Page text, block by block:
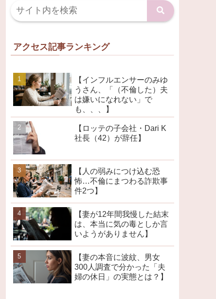
アクセス記事ランキング
【インフルエンサーのみゆ
うさん、「（不倫した）夫
は嫌いになれない」で
も、、、】
【ロッテの子会社・Dari K
社長（42）が辞任】
【人の弱みにつけ込む恐
怖…不倫にまつわる詐欺事
件2つ】
【妻が12年間我慢した結末
は、本当に気の毒としか言
いようがありません】
【妻の本音に波紋、男女
300人調査で分かった「夫
婦の休日」の実態とは？】